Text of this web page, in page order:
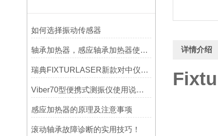
如何选择振动传感器
轴承加热器，感应轴承加热器使用常见问题总结！
瑞典FIXTURLASER新款对中仪AT200技术介绍
Viber70型便携式测振仪使用说明书-宁波市镇海利德仪器设备公司
感应加热器的原理及注意事项
滚动轴承故障诊断的实用技巧！
详情介绍